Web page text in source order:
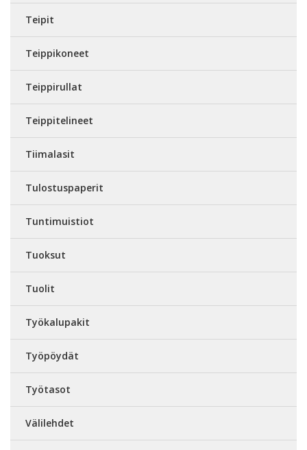
Teipit
Teippikoneet
Teippirullat
Teippitelineet
Tiimalasit
Tulostuspaperit
Tuntimuistiot
Tuoksut
Tuolit
Työkalupakit
Työpöydät
Työtasot
Välilehdet